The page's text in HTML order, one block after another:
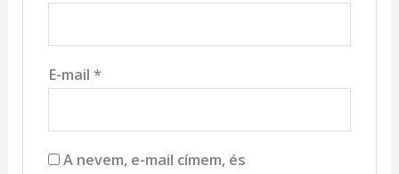
E-mail *
A nevem, e-mail címem, és